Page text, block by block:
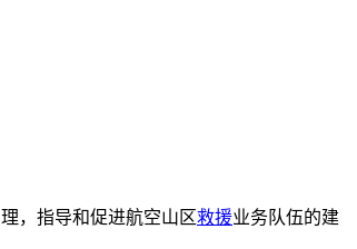
，指导和促进航空山区救援业务队伍的建